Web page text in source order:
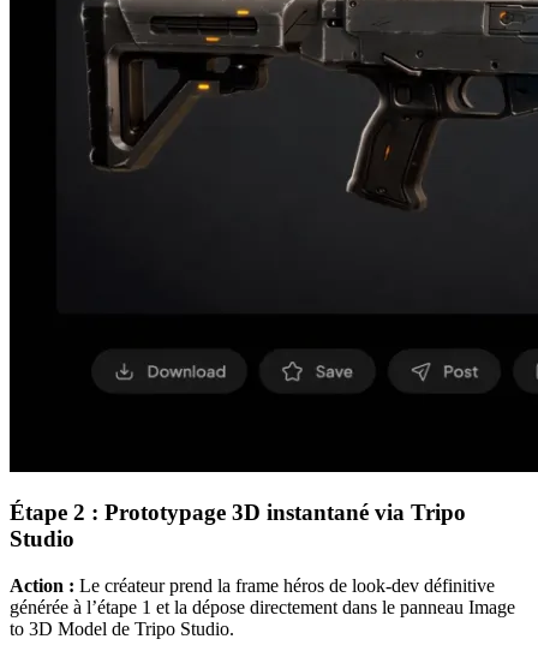
Étape 2 : Prototypage 3D instantané via Tripo
Studio
Action : Le créateur prend la frame héros de look-dev définitive
générée à l’étape 1 et la dépose directement dans le panneau Image
to 3D Model de Tripo Studio.